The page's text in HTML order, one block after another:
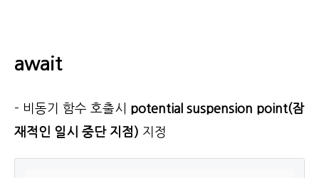
await
- 비동기 함수 호출시 potential suspension point(잠
재적인 일시 중단 지점) 지정